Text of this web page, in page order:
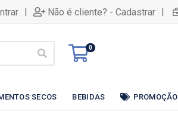
| Não é cliente? - Cadastrar |
0
SECOS BEBIDAS PROMOÇÃO